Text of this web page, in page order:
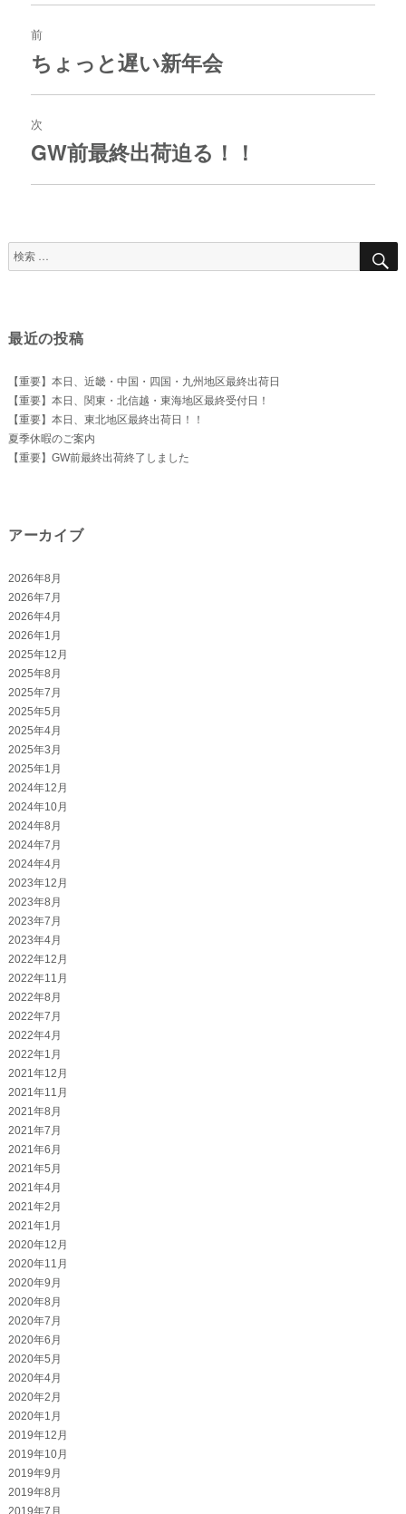
投
稿
ナ
ビ
ゲ
シ
ョ
ン
前
過
去
の
投
稿:
ちょっと遅い新年会
次
次
投
GW前最終出荷迫る！！
検
索
最近の投稿
【重要】本日、近畿・中国・四国・九州地区最終出荷日
【重要】本日、関東・北信越・東海地区最終受付日！
【重要】本日、東北地区最終出荷日！！
夏季休暇のご案内
【重要】GW前最終出荷終了しました
アーカイブ
2026年8月
2026年7月
2026年4月
2026年1月
2025年12月
2025年8月
2025年7月
2025年5月
2025年4月
2025年3月
2025年1月
2024年12月
2024年10月
2024年8月
2024年7月
2024年4月
2023年12月
2023年8月
2023年7月
2023年4月
2022年12月
2022年11月
2022年8月
2022年7月
2022年4月
2022年1月
2021年12月
2021年11月
2021年8月
2021年7月
2021年6月
2021年5月
2021年4月
2021年2月
2021年1月
2020年12月
2020年11月
2020年9月
2020年8月
2020年7月
2020年6月
2020年5月
2020年4月
2020年2月
2020年1月
2019年12月
2019年10月
2019年9月
2019年8月
2019年7月